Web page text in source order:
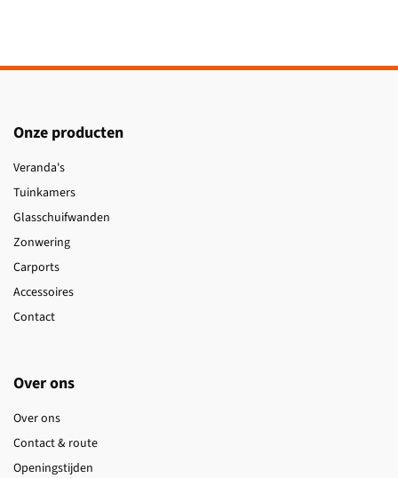
Onze producten
Veranda's
Tuinkamers
Glasschuifwanden
Zonwering
Carports
Accessoires
Contact
Over ons
Over ons
Contact & route
Openingstijden